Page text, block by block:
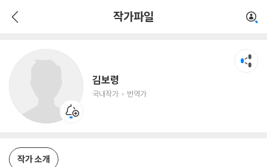
작가파일
김보령
국내작가 번역가
작가 소개